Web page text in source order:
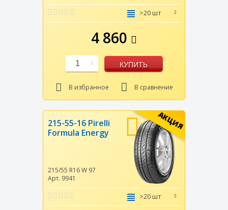
>20 шт
4 860
1 КУПИТЬ
В избранное В сравнение
АКЦИЯ
215-55-16 Pirelli
Formula Energy
215/55 R16W 97
Арт. 9941
>20 шт